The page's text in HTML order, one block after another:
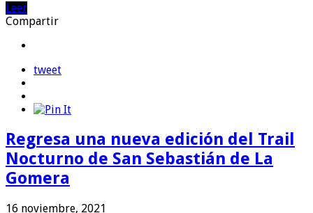
Leer
Compartir
tweet
Regresa una nueva edición del Trail
Nocturno de San Sebastián de La
Gomera
16 noviembre, 2021